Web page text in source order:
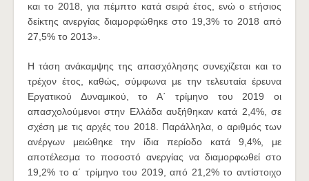
και το 2018, για πέμπτο κατά σειρά έτος, ενώ ο ετήσιος
δείκτης ανεργίας διαμορφώθηκε στο 19,3% το 2018 από
27,5% το 2013».
Η τάση ανάκαμψης της απασχόλησης συνεχίζεται και το
τρέχον έτος, καθώς, σύμφωνα με την τελευταία έρευνα
Εργατικού Δυναμικού, το Α΄ τρίμηνο του 2019 οι
απασχολούμενοι στην Ελλάδα αυξήθηκαν κατά 2,4%, σε
σχέση με τις αρχές του 2018. Παράλληλα, ο αριθμός των
ανέργων μειώθηκε την ίδια περίοδο κατά 9,4%, με
αποτέλεσμα το ποσοστό ανεργίας να διαμορφωθεί στο
19,2% το α΄ τρίμηνο του 2019, από 21,2% το αντίστοιχο